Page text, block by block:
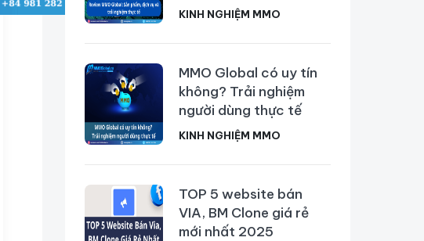
KINH NGHIỆM MMO
MMO Global có uy tín
không? Trải nghiệm
người dùng thực tế
KINH NGHIỆM MMO
TOP 5 website bán
VIA, BM Clone giá rẻ
mới nhất 2025